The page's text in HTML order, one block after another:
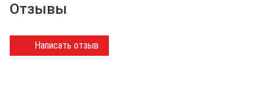
Отзывы
Написать отзыв